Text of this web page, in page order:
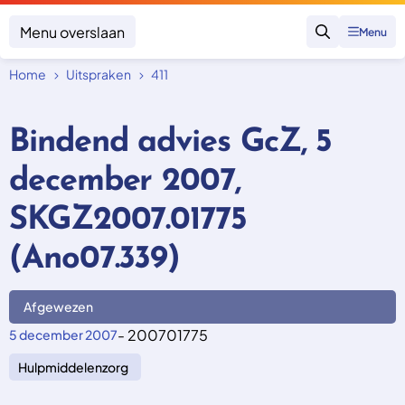
Menu overslaan
Zoeken
Menu
Onderwerpen
Zorgverzekering afsluiten
Vergoeding van zorg
Zorg in het buitenland
Nieuw in Nederland
Geen zorgverzekering
Focus en impact
Uitspraken
Trainingen
Over SKGZ
Nieuws
Vacatures
Home Uitspraken 411
Bindend advies GcZ, 5
december 2007,
SKGZ2007.01775
(Ano07.339)
Afgewezen
5 december 2007- 200701775
Hulpmiddelenzorg